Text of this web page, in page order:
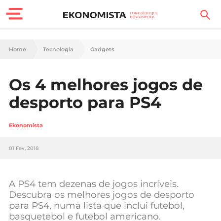
Finanças Pessoais
Carreira
Casa
Tecnologia
Negócios
Home Tecnologia Gadgets
Os 4 melhores jogos de
desporto para PS4
Ekonomista
01 Fev, 2018
A PS4 tem dezenas de jogos incríveis.
Descubra os melhores jogos de desporto
para PS4, numa lista que inclui futebol,
basquetebol e futebol americano.